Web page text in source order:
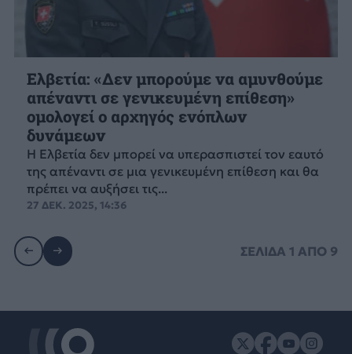
Ελβετία: «Δεν μπορούμε να αμυνθούμε
απέναντι σε γενικευμένη επίθεση»
ομολογεί ο αρχηγός ενόπλων
δυνάμεων
Η Ελβετία δεν μπορεί να υπερασπιστεί τον εαυτό
της απέναντι σε μια γενικευμένη επίθεση και θα
πρέπει να αυξήσει τις...
27 ΔΕΚ. 2025, 14:36
ΣΕΛΙΔΑ1 ΑΠΟ 9